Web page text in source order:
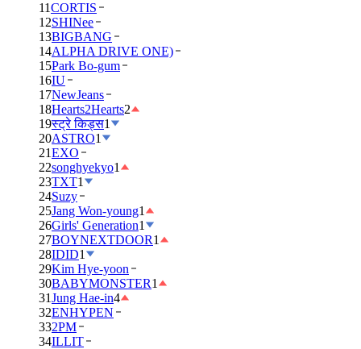
11CORTIS
12SHINee
13BIGBANG
14ALPHA DRIVE ONE)
15Park Bo-gum
16IU
17NewJeans
18Hearts2Hearts2
19स्ट्रे किड्स1
20ASTRO1
21EXO
22songhyekyo1
23TXT1
24Suzy
25Jang Won-young1
26Girls' Generation1
27BOYNEXTDOOR1
28IDID1
29Kim Hye-yoon
30BABYMONSTER1
31Jung Hae-in4
32ENHYPEN
332PM
34ILLIT